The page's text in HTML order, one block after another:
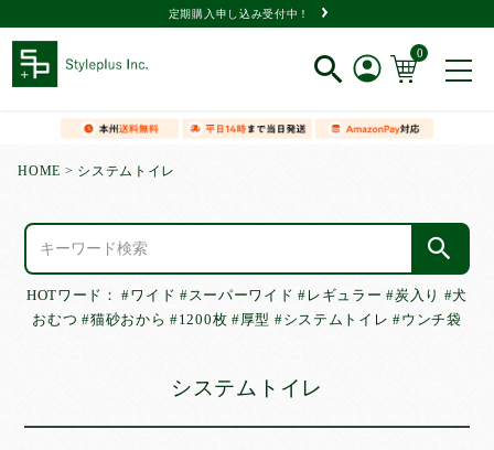
定期購入申し込み受付中！
ログイン
閲覧履歴
0
HOME システムトイレ
HOTワード： #ワイド #スーパーワイド #レギュラー #炭入り #犬
おむつ #猫砂おから #1200枚 #厚型 #システムトイレ #ウンチ袋
システムトイレ